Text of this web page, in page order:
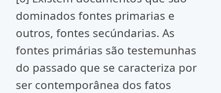
dominados fontes primarias e
outros, fontes secúndarias. As
fontes primárias são testemunhas
do passado que se caracteriza por
ser contemporânea dos fatos